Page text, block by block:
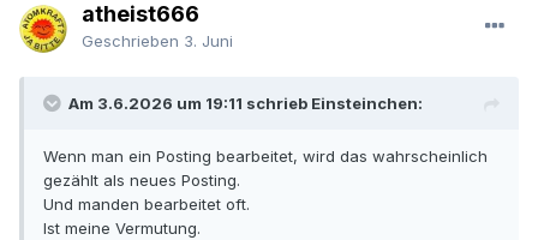
atheist666
Geschrieben 3. Juni
Am 3.6.2026 um 19:11 schrieb Einsteinchen:
Wenn man ein Posting bearbeitet, wird das wahrscheinlich
gezählt als neues Posting.
Und manden bearbeitet oft.
Ist meine Vermutung.